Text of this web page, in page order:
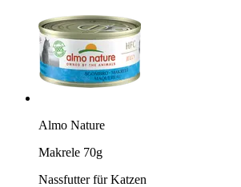
Almo Nature
Makrele 70g
Nassfutter für Katzen